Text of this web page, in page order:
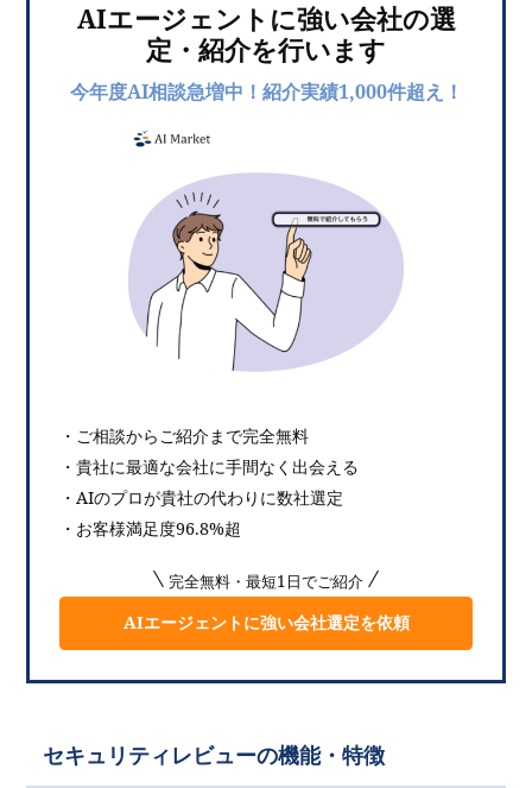
AIエージェントに強い会社の選
定・紹介を行います
今年度AI相談急増中！紹介実績1,000件超え！
・ご相談からご紹介まで完全無料
・貴社に最適な会社に手間なく出会える
・AIのプロが貴社の代わりに数社選定
・お客様満足度96.8%超
完全無料・最短1日でご紹介
AIエージェントに強い会社選定を依頼
セキュリティレビューの機能・特徴